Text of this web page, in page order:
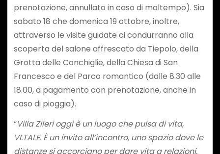
prenotazione, annullato in caso di maltempo). Sia
sabato 18 che domenica 19 ottobre, inoltre,
attraverso le visite guidate ci condurranno alla
scoperta del salone affrescato da Tiepolo, della
Grotta delle Conchiglie, della Chiesa di San
Francesco e del Parco romantico (dalle 8.30 alle
18.00, a pagamento con prenotazione, anche in
caso di pioggia).
“Villa Zileri oggi è un luogo che pulsa di vita,
VI.TALE. È un invito all’incontro, uno spazio dove le
distanze si accorciano per dare vita a relazioni,